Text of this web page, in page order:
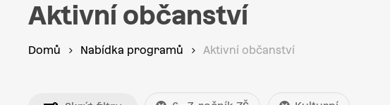
Aktivní občanství
Domů Nabídka programů Aktivní občanství